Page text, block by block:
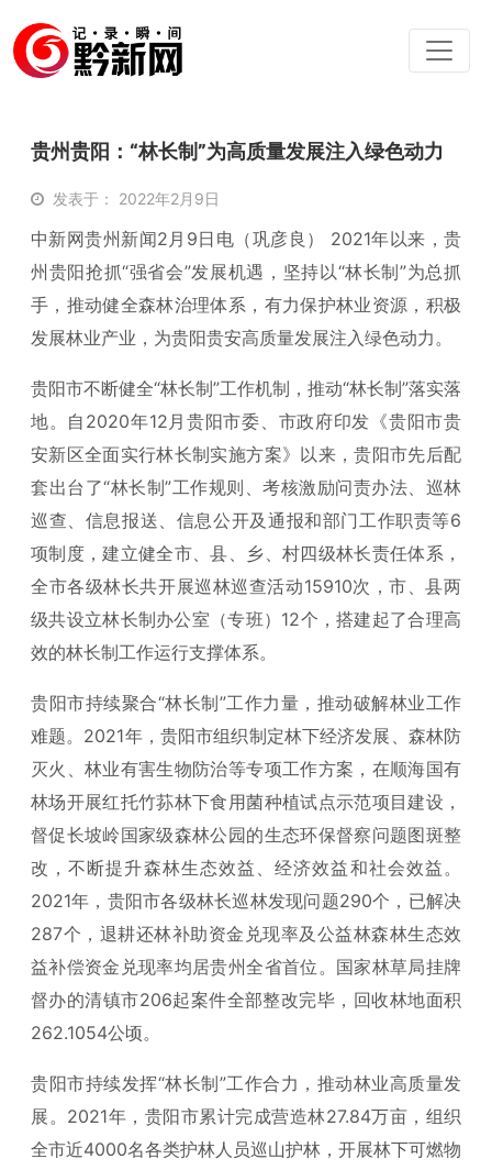
贵州贵阳：“林长制”为高质量发展注入绿色动力
发表于： 2022年2月9日
中新网贵州新闻2月9日电（巩彦良） 2021年以来，贵
州贵阳抢抓“强省会”发展机遇，坚持以“林长制”为总抓
手，推动健全森林治理体系，有力保护林业资源，积极
发展林业产业，为贵阳贵安高质量发展注入绿色动力。
贵阳市不断健全“林长制”工作机制，推动“林长制”落实落
地。自2020年12月贵阳市委、市政府印发《贵阳市贵
安新区全面实行林长制实施方案》以来，贵阳市先后配
套出台了“林长制”工作规则、考核激励问责办法、巡林
巡查、信息报送、信息公开及通报和部门工作职责等6
项制度，建立健全市、县、乡、村四级林长责任体系，
全市各级林长共开展巡林巡查活动15910次，市、县两
级共设立林长制办公室（专班）12个，搭建起了合理高
效的林长制工作运行支撑体系。
贵阳市持续聚合“林长制”工作力量，推动破解林业工作
难题。2021年，贵阳市组织制定林下经济发展、森林防
灭火、林业有害生物防治等专项工作方案，在顺海国有
林场开展红托竹荪林下食用菌种植试点示范项目建设，
督促长坡岭国家级森林公园的生态环保督察问题图斑整
改，不断提升森林生态效益、经济效益和社会效益。
2021年，贵阳市各级林长巡林发现问题290个，已解决
287个，退耕还林补助资金兑现率及公益林森林生态效
益补偿资金兑现率均居贵州全省首位。国家林草局挂牌
督办的清镇市206起案件全部整改完毕，回收林地面积
262.1054公顷。
贵阳市持续发挥“林长制”工作合力，推动林业高质量发
展。2021年，贵阳市累计完成营造林27.84万亩，组织
全市近4000名各类护林人员巡山护林，开展林下可燃物